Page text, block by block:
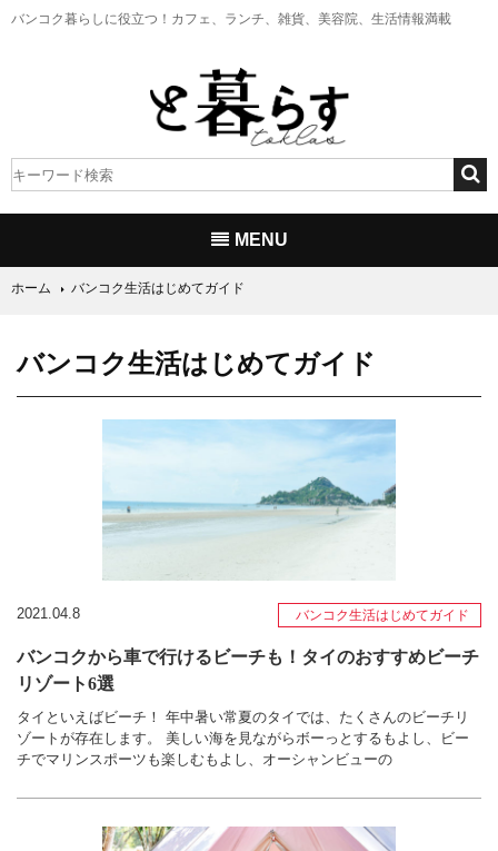
バンコク暮らしに役立つ！ カフェ、ランチ、雑貨、美容院、生活情報満載
MENU
ホーム バンコク生活はじめてガイド
バンコク生活はじめてガイド
2021.04.8 バンコク生活はじめてガイド
バンコクから車で行けるビーチも！タイのおすすめビーチ
リゾート6選
タイといえばビーチ！ 年中暑い常夏のタイでは、たくさんのビーチリ
ゾートが存在します。 美しい海を見ながらボーっとするもよし、ビー
チでマリンスポーツも楽しむもよし、オーシャンビューの